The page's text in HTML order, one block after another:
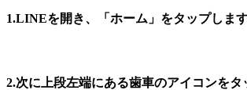
1.LINEを開き、「ホーム」をタップします
2.次に上段左端にある歯車のアイコンをタ